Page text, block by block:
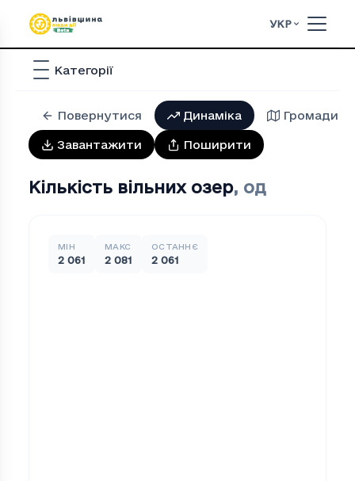
УКР
Категорії
Повернутися Динаміка Громади
Завантажити Поширити
Кількість вільних озер, од
МІН
2 061
МАКС
2 081
ОСТАННЄ
2 061